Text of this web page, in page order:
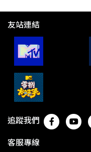
友站連結
追蹤我們
客服專線